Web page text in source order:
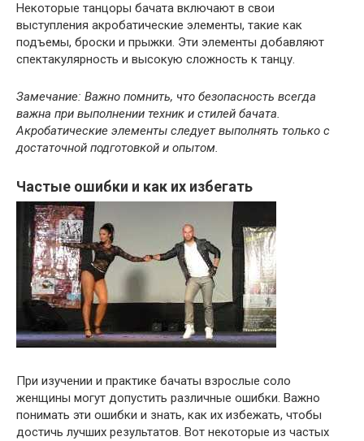
Некоторые танцоры бачата включают в свои
выступления акробатические элементы, такие как
подъемы, броски и прыжки. Эти элементы добавляют
спектакулярность и высокую сложность к танцу.
Замечание: Важно помнить, что безопасность всегда
важна при выполнении техник и стилей бачата.
Акробатические элементы следует выполнять только с
достаточной подготовкой и опытом.
Частые ошибки и как их избегать
При изучении и практике бачаты взрослые соло
женщины могут допустить различные ошибки. Важно
понимать эти ошибки и знать, как их избежать, чтобы
достичь лучших результатов. Вот некоторые из частых